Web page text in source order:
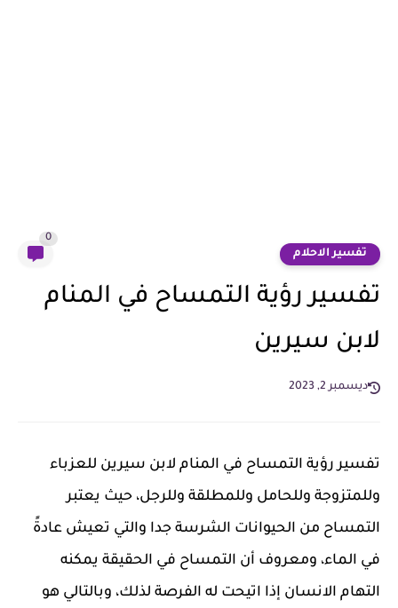
تفسير الاحلام
0
تفسير رؤية التمساح في المنام
لابن سيرين
ديسمبر 2, 2023
تفسير رؤية التمساح في المنام لابن سيرين للعزباء
وللمتزوجة وللحامل وللمطلقة وللرجل، حيث يعتبر
التمساح من الحيوانات الشرسة جدا والتي تعيش عادةً
في الماء، ومعروف أن التمساح في الحقيقة يمكنه
التهام الانسان إذا اتيحت له الفرصة لذلك، وبالتالي هو